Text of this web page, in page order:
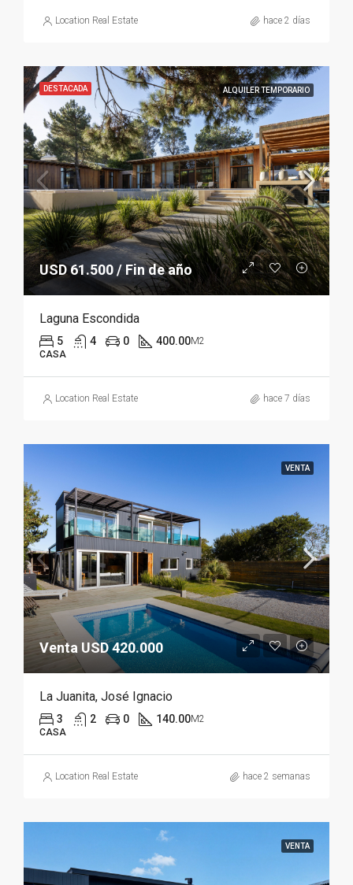
Location Real Estate hace 2 días
DESTACADA ALQUILER TEMPORARIO
USD 61.500 / Fin de año
Laguna Escondida
5 4 0 400.00M2
CASA
Location Real Estate hace 7 días
VENTA
Venta USD 420.000
La Juanita, José Ignacio
3 2 0 140.00M2
CASA
Location Real Estate hace 2 semanas
VENTA